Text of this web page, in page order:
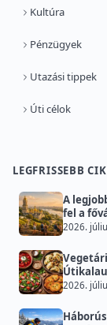
Kultúra
Pénzügyek
Utazási tippek
Úti célok
LEGFRISSEBB
A
fel a
2026.
2026.